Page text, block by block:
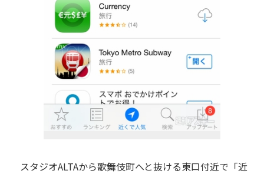
スタジオALTAから歌舞伎町へと抜ける東口付近で「近